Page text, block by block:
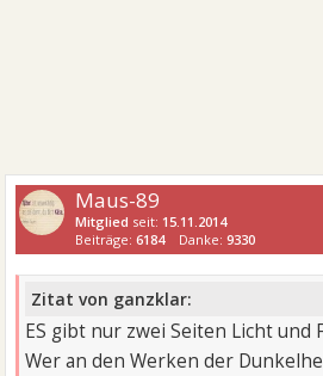
Maus-89
Mitglied seit: 15.11.2014
Beiträge:6184 Danke:9330
Zitat von ganzklar:
ES gibt nur zwei Seiten Licht und
Wer an den Werken der